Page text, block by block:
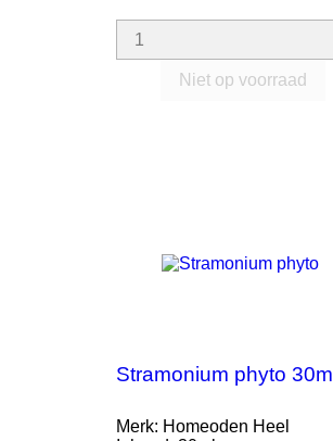
Niet op voorraad
Stramonium phyto 30ml
Merk: Homeoden Heel